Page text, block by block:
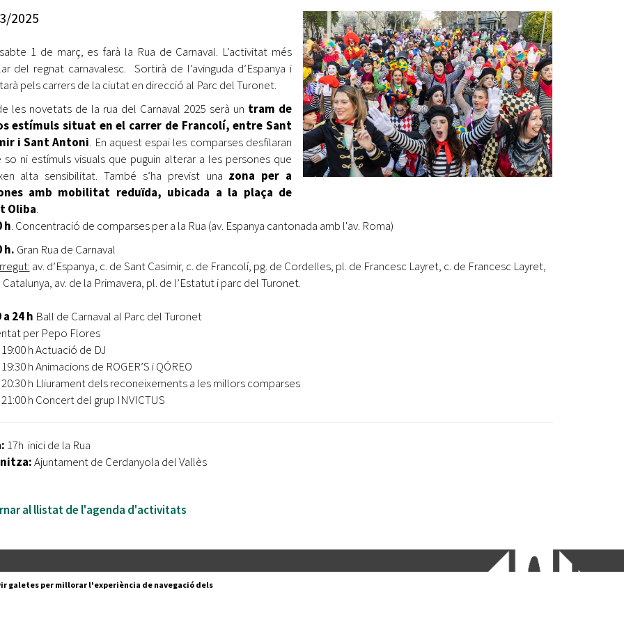
Ètica i Integritat
Retiment de Comptes
Accés a Informació Pública
Dades Obertes
Catàleg de Serveis i Tràmits
jove 2026
Cerdanyola opta a més de 5 milions d'euros del Pla de
Barris per transformar les Fontetes, Quatre Cantons i
l'entorn de l'avinguda Catalunya
El FIT presenta el cartell de la seva 16a edició i dona el
tret de sortida al festival
L’Ajuntament reparteix ulleres gratuïtes per veure
l'eclipsi solar
Entitats
Equipaments
Mercats Municipals
Webs Municipals
2025
1 de març, es farà la Rua de Carnaval. L’activitat més
del regnat carnavalesc. Sortirà de l’avinguda d’Espanya i
pels carrers de la ciutat en direcció al Parc del Turonet.
les novetats de la rua del Carnaval 2025 serà un tram de
estímuls situat en el carrer de Francolí, entre Sant
i Sant Antoni. En aquest espai les comparses desfilaran
so ni estímuls visuals que puguin alterar a les persones que
alta sensibilitat. També s’ha previst una zona per a
amb mobilitat reduïda, ubicada a la plaça de
Oliba.
h. Concentració de comparses per a la Rua (av. Espanya cantonada amb l'av. Roma)
h. Gran Rua de Carnaval
av. d’Espanya, c. de Sant Casimir, c. de Francolí, pg. de Cordelles, pl. de Francesc Layret, c. de Francesc Layret,
Catalunya, av. de la Primavera, pl. de l’Estatut i parc del Turonet.
a 24 h Ball de Carnaval al Parc del Turonet
per Pepo Flores
19:00 h Actuació de DJ
19:30 h Animacions de ROGER’S i QÓREO
20:30 h Lliurament dels reconeixements a les millors comparses
21:00 h Concert del grup INVICTUS
17h inici de la Rua
Ajuntament de Cerdanyola del Vallès
al llistat de l'agenda d'activitats
Layret, s/n
Segueix-nos a:
galetes per millorar l'experiència de navegació dels